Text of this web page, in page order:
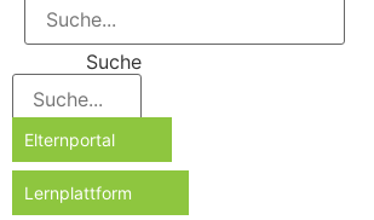
Suche
Elternportal
Lernplattform